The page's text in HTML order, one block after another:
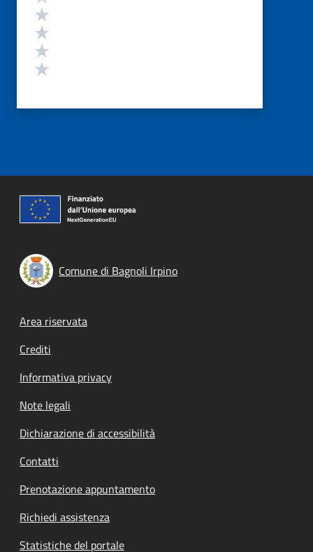
Comune di Bagnoli Irpino
Footer menu
Area riservata
Crediti
Informativa privacy
Note legali
Dichiarazione di accessibilità
Contatti
Prenotazione appuntamento
Richiedi assistenza
Statistiche del portale